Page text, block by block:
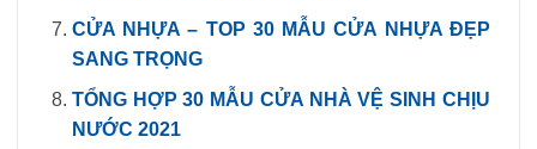
CỬA NHỰA – TOP 30 MẪU CỬA NHỰA ĐẸP
SANG TRỌNG
TỔNG HỢP 30 MẪU CỬA NHÀ VỆ SINH CHỊU
NƯỚC 2021